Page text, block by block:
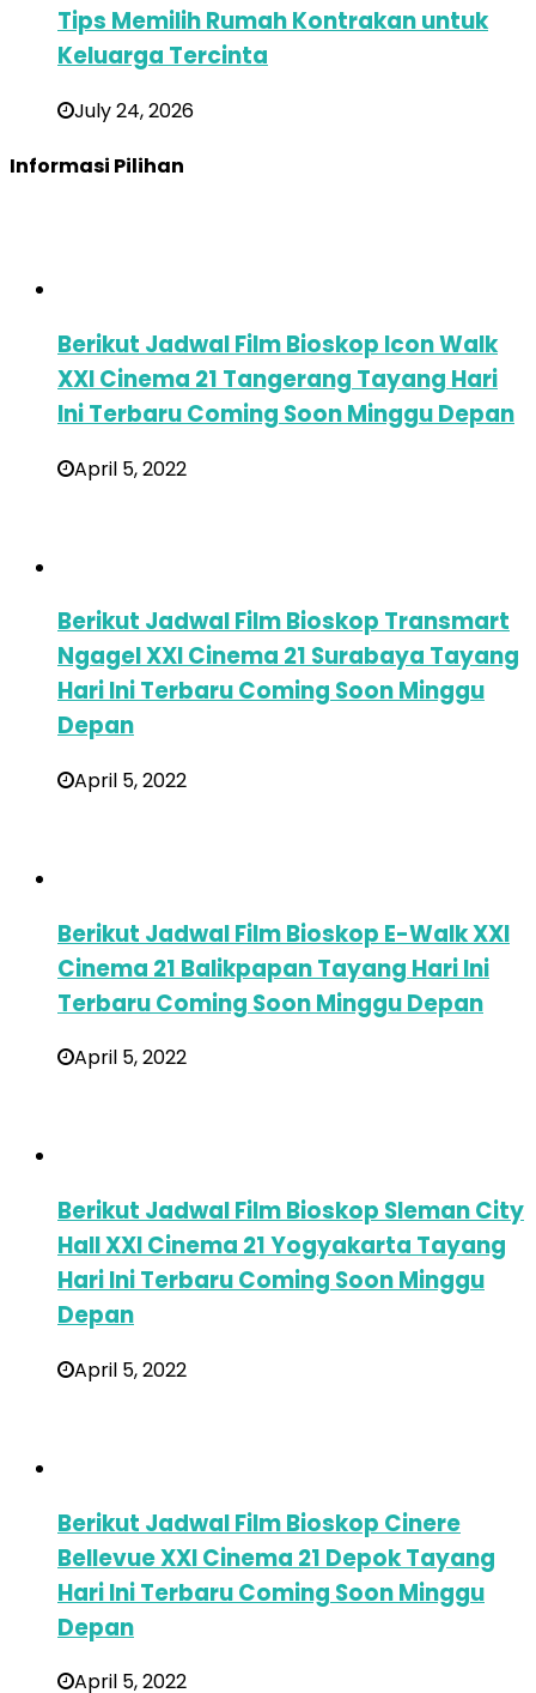
Tips Memilih Rumah Kontrakan untuk
Keluarga Tercinta
July 24, 2026
Informasi Pilihan
Berikut Jadwal Film Bioskop Icon Walk
XXI Cinema 21 Tangerang Tayang Hari
Ini Terbaru Coming Soon Minggu Depan
April 5, 2022
Berikut Jadwal Film Bioskop Transmart
Ngagel XXI Cinema 21 Surabaya Tayang
Hari Ini Terbaru Coming Soon Minggu
Depan
April 5, 2022
Berikut Jadwal Film Bioskop E-Walk XXI
Cinema 21 Balikpapan Tayang Hari Ini
Terbaru Coming Soon Minggu Depan
April 5, 2022
Berikut Jadwal Film Bioskop Sleman City
Hall XXI Cinema 21 Yogyakarta Tayang
Hari Ini Terbaru Coming Soon Minggu
Depan
April 5, 2022
Berikut Jadwal Film Bioskop Cinere
Bellevue XXI Cinema 21 Depok Tayang
Hari Ini Terbaru Coming Soon Minggu
Depan
April 5, 2022